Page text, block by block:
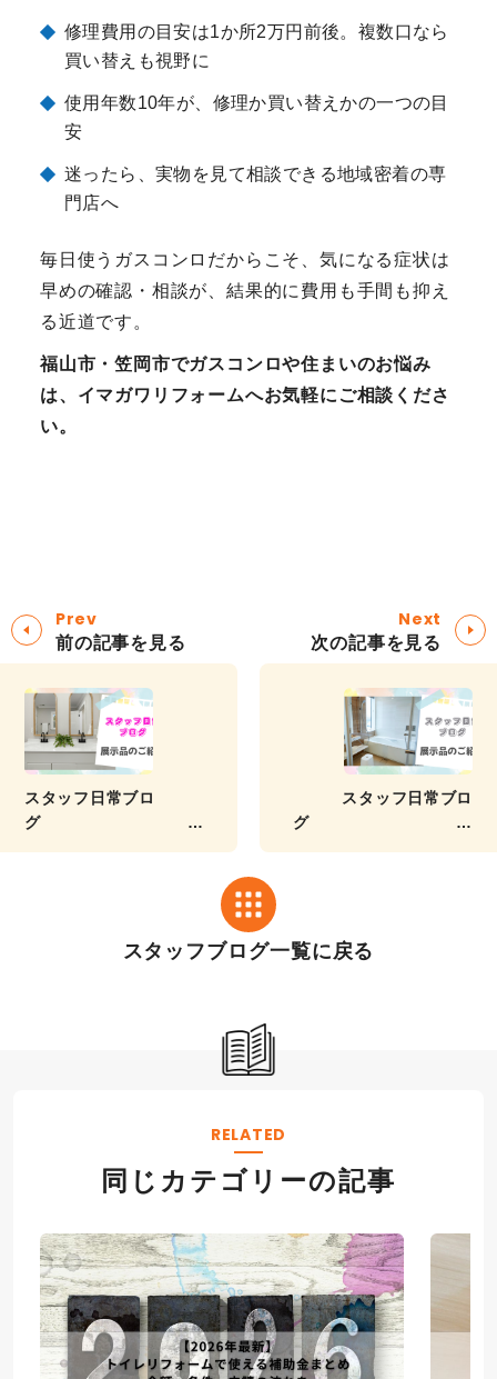
修理費用の目安は1か所2万円前後。複数口なら
買い替えも視野に
使用年数10年が、修理か買い替えかの一つの目
安
迷ったら、実物を見て相談できる地域密着の専
門店へ
毎日使うガスコンロだからこそ、気になる症状は
早めの確認・相談が、結果的に費用も手間も抑え
る近道です。
福山市・笠岡市でガスコンロや住まいのお悩み
は、イマガワリフォームへお気軽にご相談くださ
い。
Prev
前の記事を見る
スタッフ日常ブロ
グ
スタッフブログ一覧に戻る
Next
次の記事を見る
スタッフ日常ブロ
グ
RELATED
同じカテゴリーの記事